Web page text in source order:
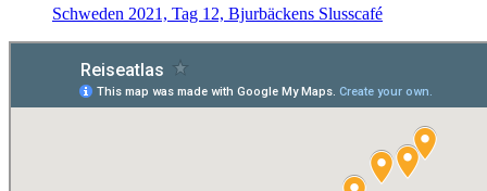
Schweden 2021, Tag 12, Bjurbäckens Slusscafé